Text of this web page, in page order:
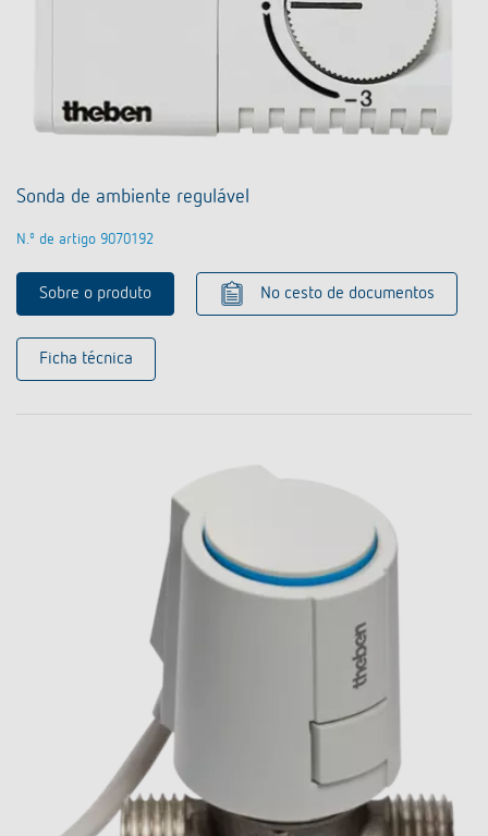
Sonda de ambiente regulável
N.º de artigo 9070192
Sobre o produto No cesto de documentos
Ficha técnica